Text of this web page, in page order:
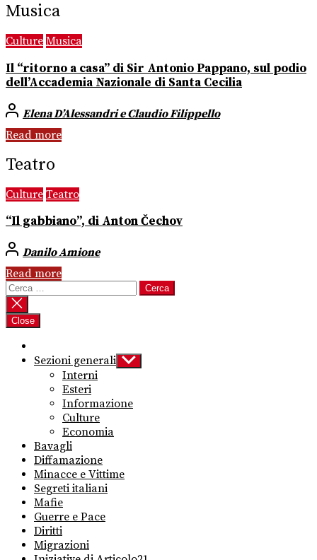
Musica
Culture Musica
Il “ritorno a casa” di Sir Antonio Pappano, sul podio
dell’Accademia Nazionale di Santa Cecilia
Elena D’Alessandri e Claudio Filippello
Read more
Teatro
Culture Teatro
“Il gabbiano”, di Anton Čechov
Danilo Amione
Read more
Ricerca
per:
Close
Sezioni generali Show
sub
Interni
Esteri
Informazione
Culture
Economia
Bavagli
Diffamazione
Minacce e Vittime
Segreti italiani
Mafie
Guerre e Pace
Diritti
Migrazioni